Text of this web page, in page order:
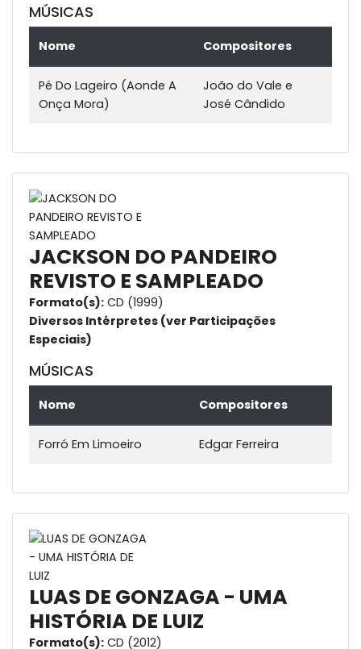
MÚSICAS
Nome Compositores
Pé Do Lageiro (Aonde A
Onça Mora)
João do Vale e
José Cândido
JACKSON DO PANDEIRO
REVISTO E SAMPLEADO
Formato(s): CD (1999)
Diversos Intérpretes (ver Participações
Especiais)
MÚSICAS
Nome Compositores
Forró Em Limoeiro Edgar Ferreira
LUAS DE GONZAGA - UMA
HISTÓRIA DE LUIZ
Formato(s): CD (2012)